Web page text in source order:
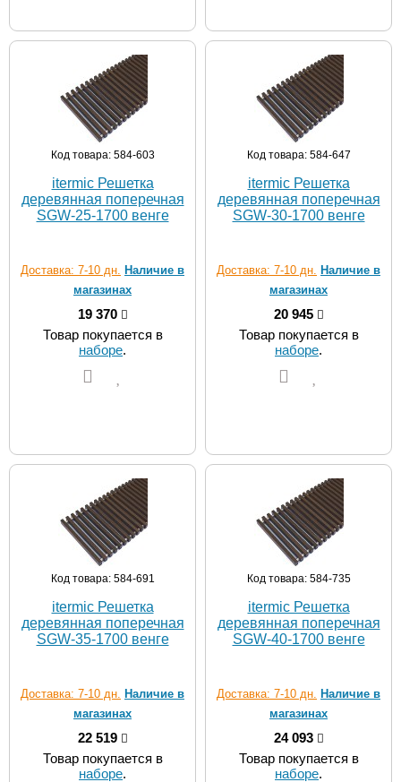
Код товара: 584-603
itermic Решетка
деревянная поперечная
SGW-25-1700 венге
Доставка: 7-10 дн. Наличие в
магазинах
19 370
Товар покупается в
наборе.
Код товара: 584-647
itermic Решетка
деревянная поперечная
SGW-30-1700 венге
Доставка: 7-10 дн. Наличие в
магазинах
20 945
Товар покупается в
наборе.
Код товара: 584-691
itermic Решетка
деревянная поперечная
SGW-35-1700 венге
Доставка: 7-10 дн. Наличие в
магазинах
22 519
Товар покупается в
наборе.
Код товара: 584-735
itermic Решетка
деревянная поперечная
SGW-40-1700 венге
Доставка: 7-10 дн. Наличие в
магазинах
24 093
Товар покупается в
наборе.